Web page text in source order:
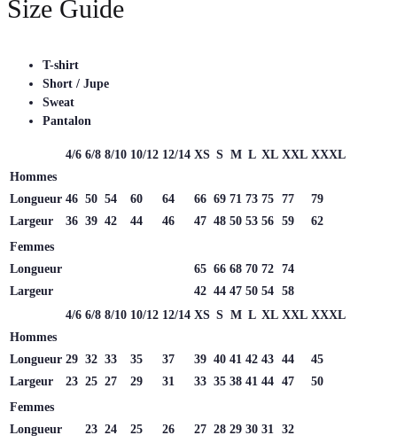
Size Guide
T-shirt
Short / Jupe
Sweat
Pantalon
4/6 6/8 8/10 10/12 12/14 XS S M L XL XXL XXXL
Hommes
Longueur 46 50 54 60 64 66 69 71 73 75 77
79
Largeur
36 39 42 44 46 47 48 50 53 56 59
62
Femmes
Longueur
65 66 68 70 72 74
Largeur
42 44 47 50 54 58
4/6 6/8 8/10 10/12 12/14 XS S M L XL XXL XXXL
Hommes
Longueur 29 32 33 35 37 39 40 41 42 43 44
45
Largeur
23 25 27 29 31 33 35 38 41 44 47
50
Femmes
Longueur
23 24 25 26 27 28 29 30 31
32